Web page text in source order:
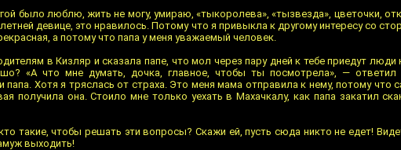
было люблю, жить не могу, умираю, «тыкоролева», «тызвезда», цветочки,
девице, это нравилось. Потому что я привыкла к другому интересу со
а потому что папа у меня уважаемый человек.
в Кизляр и сказала папе, что мол через пару дней к тебе приедут люди
«А что мне думать, дочка, главное, чтобы ты посмотрела», — ответил
папа. Хотя я тряслась от страха. Это меня мама отправила к нему, потому что
получила она. Стоило мне только уехать в Махачкалу, как папа закатил
такие, чтобы решать эти вопросы? Скажи ей, пусть сюда никто не едет!
выходить!